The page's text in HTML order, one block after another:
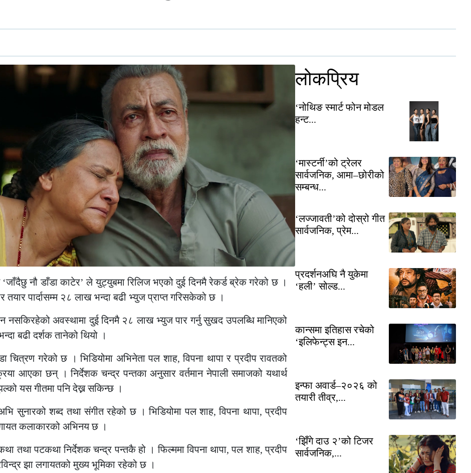
नौ डाँडा काटेर’ ले युट्युबमा रिलिज भएको दुई दिनमै रेकर्ड ब्रेक गरेको छ ।
पार्दासम्म २८ लाख भन्दा बढी भ्युज प्राप्त गरिसकेको छ ।
नसकिरहेको अवस्थामा दुई दिनमै २८ लाख भ्युज पार गर्नु सुखद उपलब्धि मानिएको
बढी दर्शक तानेको थियो ।
चित्रण गरेको छ । भिडियोमा अभिनेता पल शाह, विपना थापा र प्रदीप रावतको
आएका छन् । निर्देशक चन्द्र पन्तका अनुसार वर्तमान नेपाली समाजको यथार्थ
यस गीतमा पनि देख्न सकिन्छ ।
सुनारको शब्द तथा संगीत रहेको छ । भिडियोमा पल शाह, विपना थापा, प्रदीप
कलाकारको अभिनय छ ।
तथा पटकथा निर्देशक चन्द्र पन्तकै हो । फिल्ममा विपना थापा, पल शाह, प्रदीप
झा लगायतको मुख्य भूमिका रहेको छ ।
लोकप्रिय
‘नोथिङ स्मार्ट फोन मोडल
हन्ट...
‘मास्टर्नी’को ट्रेलर
सार्वजनिक, आमा–छोरीको
सम्बन्ध...
‘लज्जावती’को दोस्रो गीत
सार्वजनिक, प्रेम...
प्रदर्शनअघि नै युकेमा
‘हली’ सोल्ड...
कान्समा इतिहास रचेको
‘इलिफेन्ट्स इन...
इन्फा अवार्ड–२०२६ को
तयारी तीव्र,...
‘झिँगे दाउ २’को टिजर
सार्वजनिक,...